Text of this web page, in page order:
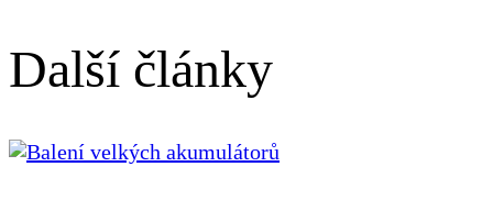
Další články